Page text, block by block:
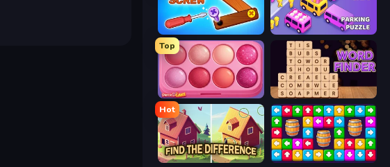
Wood Screw: Bolts Puzzle Car OUT! Jam Parking Puzzle
Top
Piece of Cake: Merge and Bake Word Finder
Hot
Find The Difference Tap Away Story